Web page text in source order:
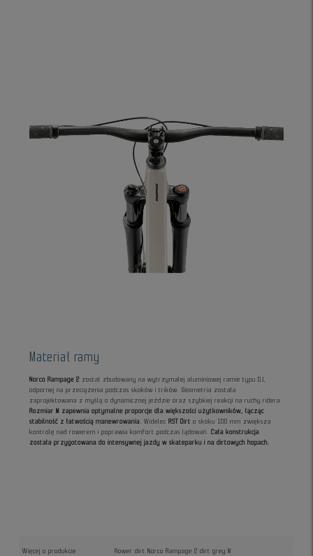
Materiał ramy
Norco Rampage 2 został zbudowany na wytrzymałej aluminiowej ramie typu DJ,
odpornej na przeciążenia podczas skoków i trików. Geometria została
zaprojektowana z myślą o dynamicznej jeździe oraz szybkiej reakcji na ruchy ridera.
Rozmiar M zapewnia optymalne proporcje dla większości użytkowników, łącząc
stabilność z łatwością manewrowania.
Widelec RST Dirt o skoku 100 mm zwiększa
kontrolę nad rowerem i poprawia komfort podczas lądowań. Cała konstrukcja
została przygotowana do intensywnej jazdy w skateparku i na dirtowych hopach.
Więcej o produkcie Rower dirt Norco Rampage 2 dirt grey M